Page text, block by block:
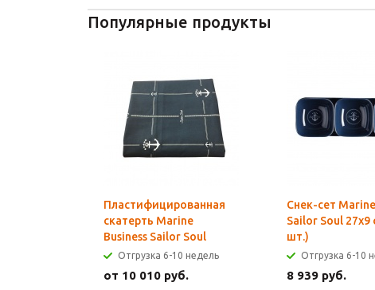
Популярные продукты
Пластифицированная
скатерть Marine
Business Sailor Soul
Отгрузка 6-10 недель
от 10 010 руб.
Cнек-сет
Sailor Soul 27x9
шт.)
Отгрузка 6-10
8 939 руб.